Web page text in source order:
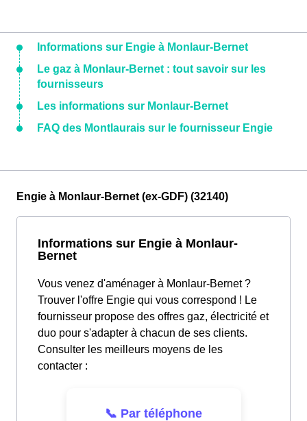
Informations sur Engie à Monlaur-Bernet
Le gaz à Monlaur-Bernet : tout savoir sur les
fournisseurs
Les informations sur Monlaur-Bernet
FAQ des Montlaurais sur le fournisseur Engie
Engie à Monlaur-Bernet (ex-GDF) (32140)
Informations sur Engie à Monlaur-
Bernet
Vous venez d'aménager à Monlaur-Bernet ?
Trouver l'offre Engie qui vous correspond ! Le
fournisseur propose des offres gaz, électricité et
duo pour s'adapter à chacun de ses clients.
Consulter les meilleurs moyens de les
contacter :
📞 Par téléphone